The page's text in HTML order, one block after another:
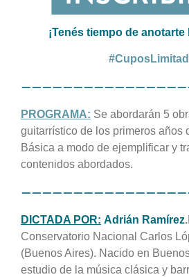
¡Tenés tiempo de anotarte
PROGRAMA: Se abordarán 5
guitarrístico de los primeros años
Básica a modo de ejemplificar y
contenidos abordados.
DICTADA POR: Adrián Ramírez.
Conservatorio Nacional Carlos
(Buenos Aires). Nacido en
estudio de la música clásica y